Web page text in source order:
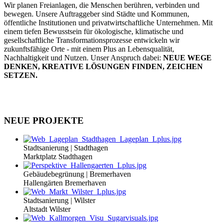
Wir planen Freianlagen, die Menschen berühren, verbinden und
bewegen. Unsere Auftraggeber sind Städte und Kommunen,
öffentliche Institutionen und privatwirtschaftliche Unternehmen. Mit
einem tiefen Bewusstsein für ökologische, klimatische und
gesellschaftliche Transformationsprozesse entwickeln wir
zukunftsfähige Orte - mit einem Plus an Lebensqualität,
Nachhaltigkeit und Nutzen. Unser Anspruch dabei: NEUE WEGE
DENKEN, KREATIVE LÖSUNGEN FINDEN, ZEICHEN
SETZEN.
NEUE PROJEKTE
Stadtsanierung | Stadthagen
Marktplatz Stadthagen
Gebäudebegrünung | Bremerhaven
Hallengärten Bremerhaven
Stadtsanierung | Wilster
Altstadt Wilster